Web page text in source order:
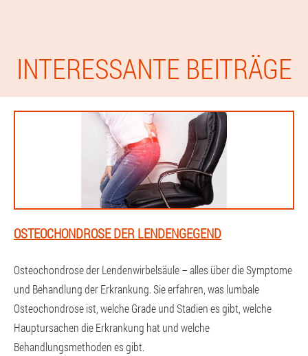
INTERESSANTE BEITRÄGE
OSTEOCHONDROSE DER LENDENGEGEND
Osteochondrose der Lendenwirbelsäule – alles über die Symptome
und Behandlung der Erkrankung. Sie erfahren, was lumbale
Osteochondrose ist, welche Grade und Stadien es gibt, welche
Hauptursachen die Erkrankung hat und welche
Behandlungsmethoden es gibt.